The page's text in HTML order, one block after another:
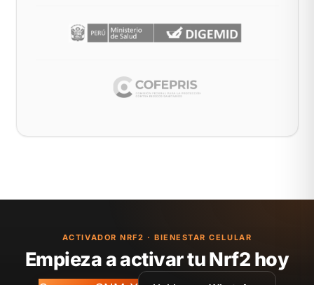
ACTIVADOR NRF2 · BIENESTAR CELULAR
Empieza a activar tu Nrf2 hoy